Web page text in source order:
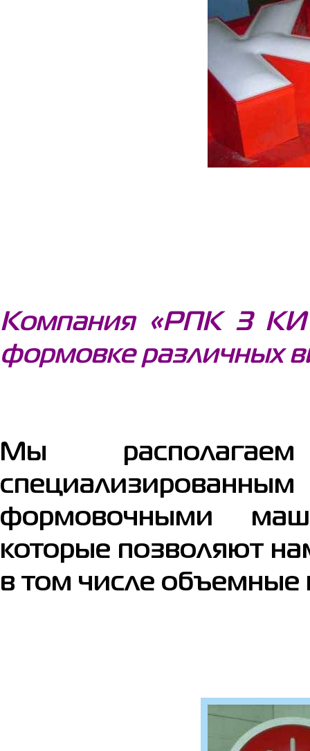
Компания «РПК 3
формовке различных
Мы
формовочными
которые позволяют
в том числе объемные